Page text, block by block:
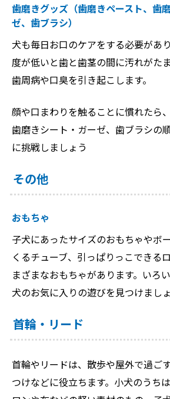
歯磨きグッズ（歯磨きペースト、歯
ゼ、歯ブラシ）
犬も毎日お口のケアをする必要があ
度が低いと歯と歯茎の間に汚れがた
歯周病や口臭を引き起こします。
顔や口まわりを触ることに慣れたら
歯磨きシート・ガーゼ、歯ブラシの
に挑戦しましょう
その他
おもちゃ
子犬にあったサイズのおもちゃやボ
くるチューブ、引っぱりっこできる
まざまなおもちゃがあります。いろ
犬のお気に入りの遊びを見つけましょ
首輪・リード
首輪やリードは、散歩や屋外で過ご
つけなどに役立ちます。小犬のうち